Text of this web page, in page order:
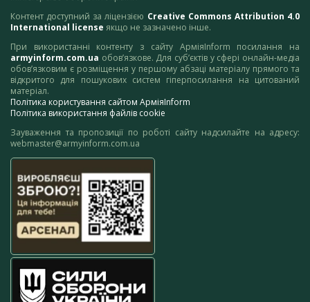
Контент доступний за ліцензією Creative Commons Attribution 4.0
International license якщо не зазначено інше.
При використанні контенту з сайту АрміяInform посилання на
armyinform.com.ua обов’язкове. Для суб’єктів у сфері онлайн-медіа
обов’язковим є розміщення у першому абзаці матеріалу прямого та
відкритого для пошукових систем гіперпосилання на цитований
матеріал.
Політика користування сайтом АрміяInform
Політика використання файлів cookie
Зауваження та пропозиції по роботі сайту надсилайте на адресу:
webmaster@armyinform.com.ua